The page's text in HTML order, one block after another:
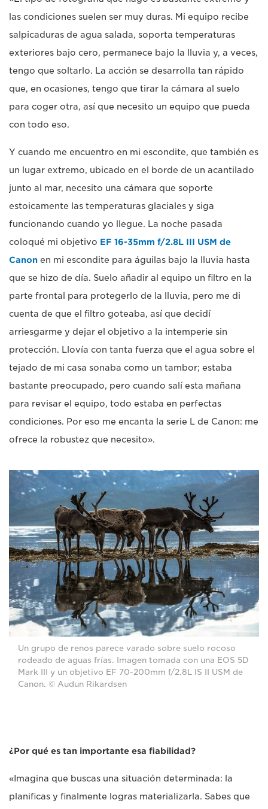
las condiciones suelen ser muy duras. Mi equipo recibe
salpicaduras de agua salada, soporta temperaturas
exteriores bajo cero, permanece bajo la lluvia y, a veces,
tengo que soltarlo. La acción se desarrolla tan rápido
que, en ocasiones, tengo que tirar la cámara al suelo
para coger otra, así que necesito un equipo que pueda
con todo eso.
Y cuando me encuentro en mi escondite, que también es
un lugar extremo, ubicado en el borde de un acantilado
junto al mar, necesito una cámara que soporte
estoicamente las temperaturas glaciales y siga
funcionando cuando yo llegue. La noche pasada
coloqué mi objetivo EF 16-35mm f/2.8L III USM de
Canon en mi escondite para águilas bajo la lluvia hasta
que se hizo de día. Suelo añadir al equipo un filtro en la
parte frontal para protegerlo de la lluvia, pero me di
cuenta de que el filtro goteaba, así que decidí
arriesgarme y dejar el objetivo a la intemperie sin
protección. Llovía con tanta fuerza que el agua sobre el
tejado de mi casa sonaba como un tambor; estaba
bastante preocupado, pero cuando salí esta mañana
para revisar el equipo, todo estaba en perfectas
condiciones. Por eso me encanta la serie L de Canon: me
ofrece la robustez que necesito».
Un grupo de renos parece varado sobre suelo rocoso
rodeado de aguas frías. Imagen tomada con una EOS 5D
Mark III y un objetivo EF 70-200mm f/2.8L IS II USM de
Canon. © Audun Rikardsen
¿Por qué es tan importante esa fiabilidad?
«Imagina que buscas una situación determinada: la
planificas y finalmente logras materializarla. Sabes que